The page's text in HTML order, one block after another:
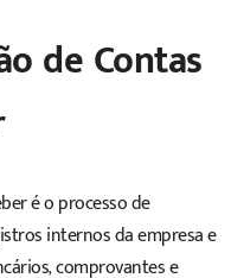
de Contas
é o processo de
internos da empresa e
comprovantes e